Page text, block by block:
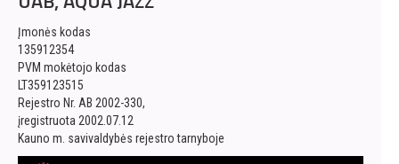
Įmonės kodas
135912354
PVM mokėtojo kodas
LT359123515
Rejestro Nr. AB 2002-330,
įregistruota 2002.07.12
Kauno m. savivaldybės rejestro tarnyboje